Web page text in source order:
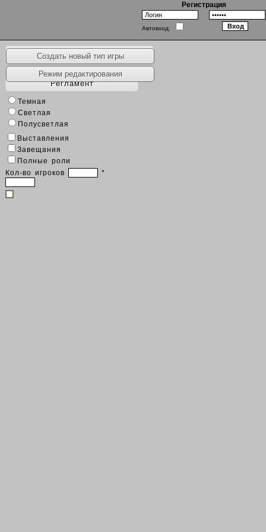
Регистрация
Автовход:
Наборы игр
Создать новый тип игры
Режим редактирования
Регламент
Темная
Светлая
Полусветлая
Выставления
Завещания
Полные роли
Кол-во игроков
*